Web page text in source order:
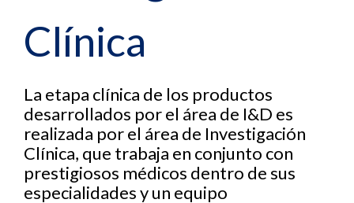
Clínica
La etapa clínica de los productos
desarrollados por el área de I&D es
realizada por el área de Investigación
Clínica, que trabaja en conjunto con
prestigiosos médicos dentro de sus
especialidades y un equipo